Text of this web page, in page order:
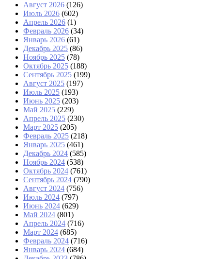
Август 2026 (126)
Июль 2026 (602)
Апрель 2026 (1)
Февраль 2026 (34)
Январь 2026 (61)
Декабрь 2025 (86)
Ноябрь 2025 (78)
Октябрь 2025 (188)
Сентябрь 2025 (199)
Август 2025 (197)
Июль 2025 (193)
Июнь 2025 (203)
Май 2025 (229)
Апрель 2025 (230)
Март 2025 (205)
Февраль 2025 (218)
Январь 2025 (461)
Декабрь 2024 (585)
Ноябрь 2024 (538)
Октябрь 2024 (761)
Сентябрь 2024 (790)
Август 2024 (756)
Июль 2024 (797)
Июнь 2024 (629)
Май 2024 (801)
Апрель 2024 (716)
Март 2024 (685)
Февраль 2024 (716)
Январь 2024 (684)